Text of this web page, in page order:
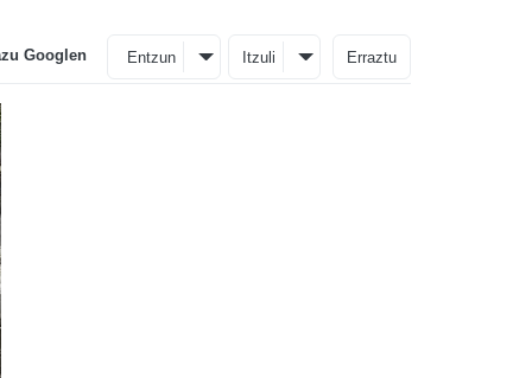
Googlen Entzun Itzuli Erraztu